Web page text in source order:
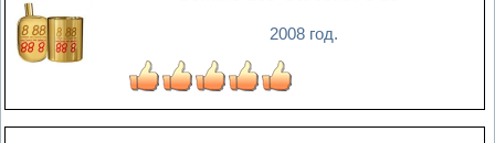
2008 год.